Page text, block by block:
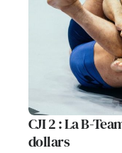
CJI 2 : La B-
dollars